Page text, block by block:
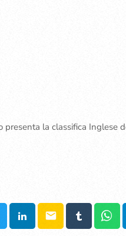
presenta la classifica Inglese
email